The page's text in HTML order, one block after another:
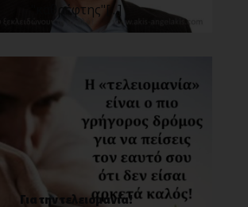
"καθρέφτης"[...]
Για την τελειομανία!